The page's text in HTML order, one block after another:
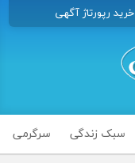
خرید رپورتاژ آگهی
سبک زندگی سرگرمی